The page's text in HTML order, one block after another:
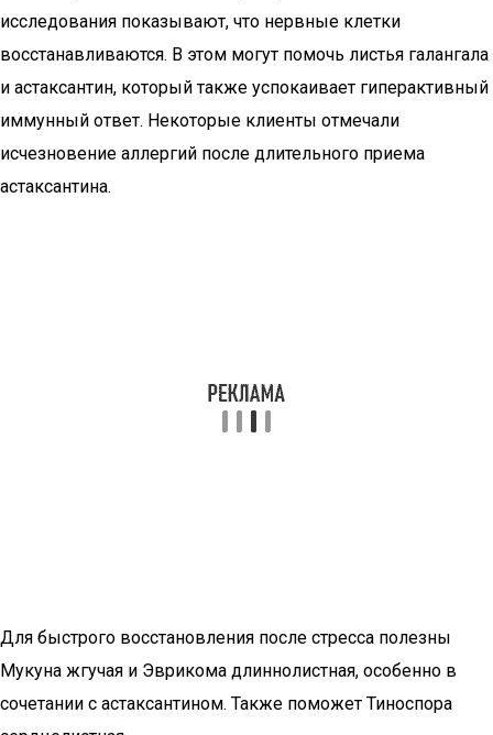
исследования показывают, что нервные клетки
восстанавливаются. В этом могут помочь листья галангала
и астаксантин, который также успокаивает гиперактивный
иммунный ответ. Некоторые клиенты отмечали
исчезновение аллергий после длительного приема
астаксантина.
Для быстрого восстановления после стресса полезны
Мукуна жгучая и Эврикома длиннолистная, особенно в
сочетании с астаксантином. Также поможет Тиноспора